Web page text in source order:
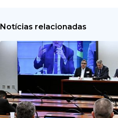
Notícias relacionadas